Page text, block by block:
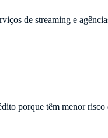
de streaming e
porque têm menor risco